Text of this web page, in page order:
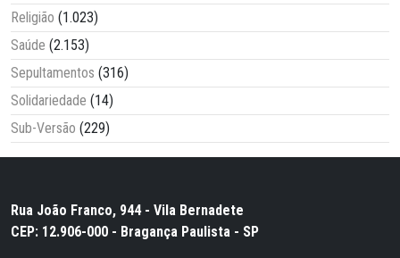
Religião (1.023)
Saúde (2.153)
Sepultamentos (316)
Solidariedade (14)
Sub-Versão (229)
Rua João Franco, 944 - Vila Bernadete
CEP: 12.906-000 - Bragança Paulista - SP